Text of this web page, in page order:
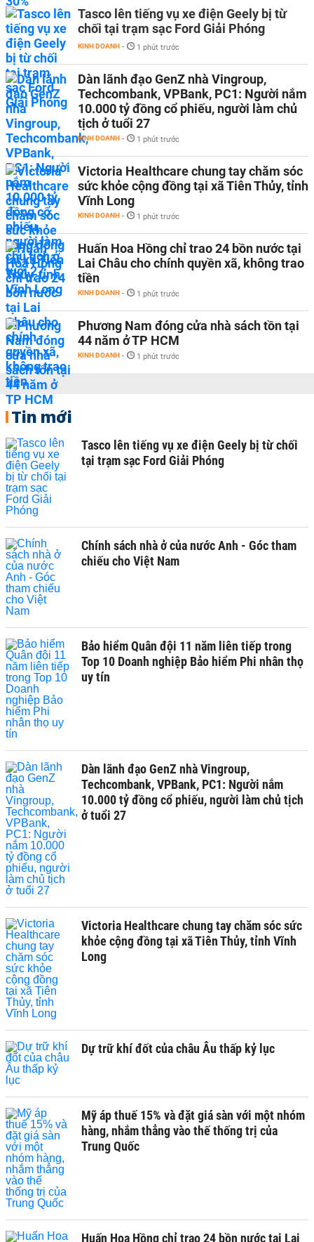
Tasco lên tiếng vụ xe điện Geely bị từ
chối tại trạm sạc Ford Giải Phóng
KINH DOANH - 1 phút trước
Dàn lãnh đạo GenZ nhà Vingroup,
Techcombank, VPBank, PC1: Người nắm
10.000 tỷ đồng cổ phiếu, người làm chủ
tịch ở tuổi 27
KINH DOANH - 1 phút trước
Victoria Healthcare chung tay chăm sóc
sức khỏe cộng đồng tại xã Tiên Thủy, tỉnh
Vĩnh Long
KINH DOANH - 1 phút trước
Huấn Hoa Hồng chỉ trao 24 bồn nước tại
Lai Châu cho chính quyền xã, không trao
tiền
KINH DOANH - 1 phút trước
Phương Nam đóng cửa nhà sách tồn tại
44 năm ở TP HCM
KINH DOANH - 1 phút trước
Tin mới
Tasco lên tiếng vụ xe điện Geely bị từ chối
tại trạm sạc Ford Giải Phóng
Chính sách nhà ở của nước Anh - Góc tham
chiếu cho Việt Nam
Bảo hiểm Quân đội 11 năm liên tiếp trong
Top 10 Doanh nghiệp Bảo hiểm Phi nhân thọ
uy tín
Dàn lãnh đạo GenZ nhà Vingroup,
Techcombank, VPBank, PC1: Người nắm
10.000 tỷ đồng cổ phiếu, người làm chủ tịch
ở tuổi 27
Victoria Healthcare chung tay chăm sóc sức
khỏe cộng đồng tại xã Tiên Thủy, tỉnh Vĩnh
Long
Dự trữ khí đốt của châu Âu thấp kỷ lục
Mỹ áp thuế 15% và đặt giá sàn với một nhóm
hàng, nhắm thẳng vào thế thống trị của
Trung Quốc
Huấn Hoa Hồng chỉ trao 24 bồn nước tại Lai